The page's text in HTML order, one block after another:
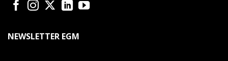
NEWSLETTER EGM